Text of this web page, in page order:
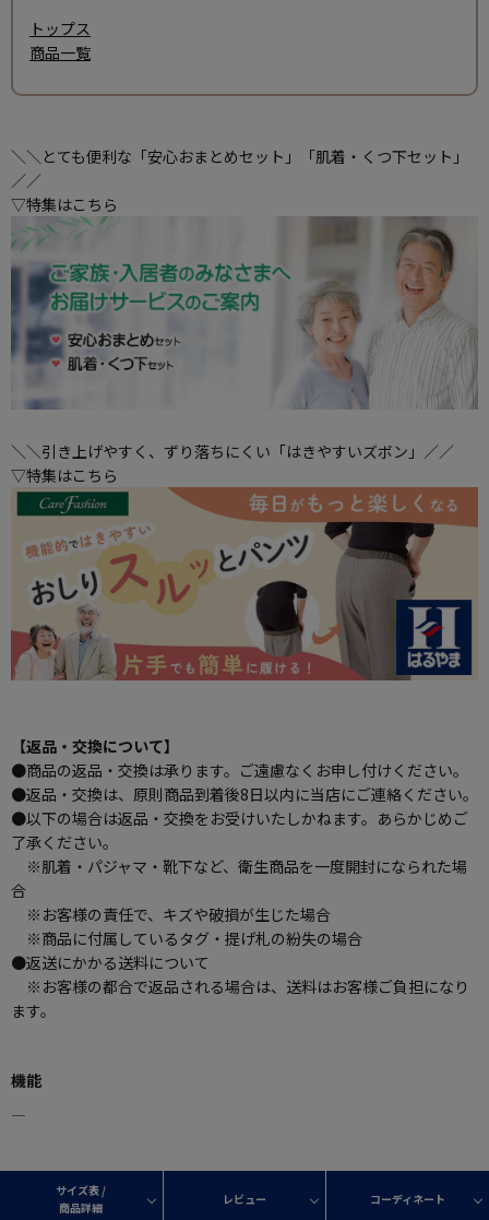
トップス
商品一覧
＼＼とても便利な「安心おまとめセット」「肌着・くつ下セット」
／／
▽特集はこちら
＼＼引き上げやすく、ずり落ちにくい「はきやすいズボン」／／
▽特集はこちら
【返品・交換について】
●商品の返品・交換は承ります。ご遠慮なくお申し付けください。
●返品・交換は、原則商品到着後8日以内に当店にご連絡ください。
●以下の場合は返品・交換をお受けいたしかねます。あらかじめご
了承ください。
※肌着・パジャマ・靴下など、衛生商品を一度開封になられた場
合
※お客様の責任で、キズや破損が生じた場合
※商品に付属しているタグ・提げ札の紛失の場合
●返送にかかる送料について
※お客様の都合で返品される場合は、送料はお客様ご負担になり
ます。
機能
―
サイズ表 /
商品詳細
レビュー コーディネート